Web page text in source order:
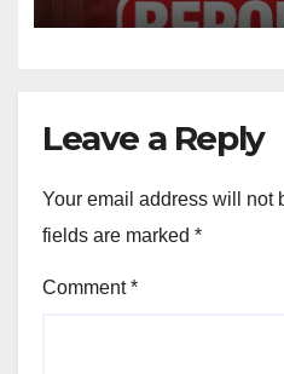
Leave a Reply
Your email address will not
fields are marked *
Comment*